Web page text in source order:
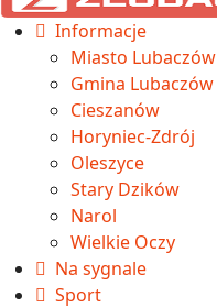
Informacje
Miasto Lubaczów
Gmina Lubaczów
Cieszanów
Horyniec-Zdrój
Oleszyce
Stary Dzików
Narol
Wielkie Oczy
Na sygnale
Sport